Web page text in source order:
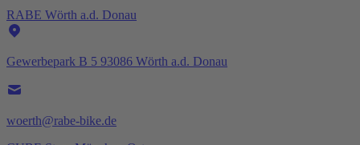
RABE Wörth a.d. Donau
Gewerbepark B 5 93086 Wörth a.d. Donau
woerth@rabe-bike.de